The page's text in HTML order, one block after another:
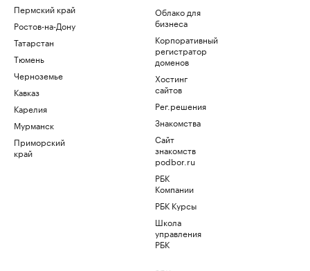
Пермский край
Ростов-на-Дону
Татарстан
Тюмень
Черноземье
Кавказ
Карелия
Мурманск
Приморский
край
Облако для
бизнеса
Корпоративный
регистратор
доменов
Хостинг
сайтов
Рег.решения
Знакомства
Сайт
знакомств
podbor.ru
РБК
Компании
РБК Курсы
Школа
управления
РБК